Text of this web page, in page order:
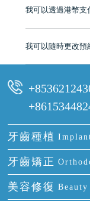
我可以透過港幣支
我可以隨時更改預
可以，請盡早通過
牙齒種植
種牙
單顆牙缺失
牙齒矯正
隱形箍牙
美容修復